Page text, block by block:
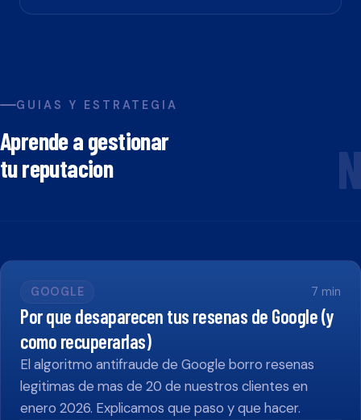
GUIAS Y ESTRATEGIA
Aprende a gestionar
tu reputacion
N
GOOGLE 7 min
Por que desaparecen tus resenas de Google (y
como recuperarlas)
El algoritmo antifraude de Google borro resenas
legitimas de mas de 20 de nuestros clientes en
enero 2026. Explicamos que paso y que hacer.